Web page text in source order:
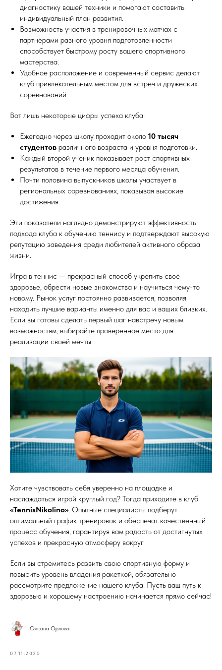
диагностику вашей техники и помогают составить
индивидуальный план развития.
Возможность участия в тренировочных матчах с
партнёрами разного уровня подготовленности
способствует быстрому росту вашего спортивного
мастерства.
Удобное расположение и современный сервис делают
клуб привлекательным местом для встреч и дружеских
соревнований.
Вот лишь некоторые цифры успеха клуба:
Ежегодно через школу проходит около 10 тысяч
студентов различного возраста и уровня подготовки.
Каждый второй ученик показывает рост спортивных
результатов в течение первого месяца обучения.
Почти половина выпускников школы участвует в
региональных соревнованиях, показывая высокие
достижения.
Эти показатели наглядно демонстрируют эффективность
подхода клуба к обучению теннису и подтверждают высокую
репутацию заведения среди любителей активного образа
жизни.
Игра в теннис — прекрасный способ укрепить своё
здоровье, обрести новые знакомства и научиться чему-то
новому. Рынок услуг постоянно развивается, позволяя
находить лучшие варианты именно для вас и ваших близких.
Если вы готовы сделать первый шаг навстречу новым
возможностям, выбирайте проверенное место для
реализации своей мечты.
Хотите чувствовать себя уверенно на площадке и
наслаждаться игрой круглый год? Тогда приходите в клуб
«TennisNikolino». Опытные специалисты подберут
оптимальный график тренировок и обеспечат качественный
процесс обучения, гарантируя вам радость от достигнутых
успехов и прекрасную атмосферу вокруг.
Если вы стремитесь развить свою спортивную форму и
повысить уровень владения ракеткой, обязательно
рассмотрите предложение нашего клуба. Пусть ваш путь к
здоровью и хорошему настроению начинается прямо сейчас!
Оксана Орлова
07.11.2025